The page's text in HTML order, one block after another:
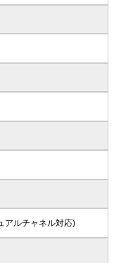
アルチャネル対応)